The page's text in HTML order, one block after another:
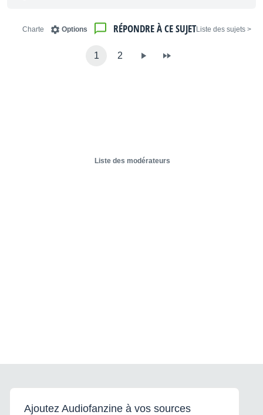
< Liste des sujets
RÉPONDRE À CE SUJET
Options
Charte
1 2
Liste des modérateurs
Ajoutez Audiofanzine à vos sources